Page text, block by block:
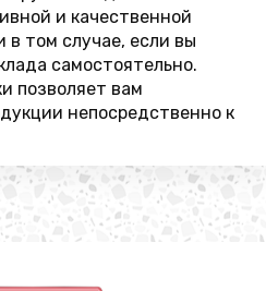
и качественной
в том случае, если вы
самостоятельно.
позволяет вам
непосредственно к